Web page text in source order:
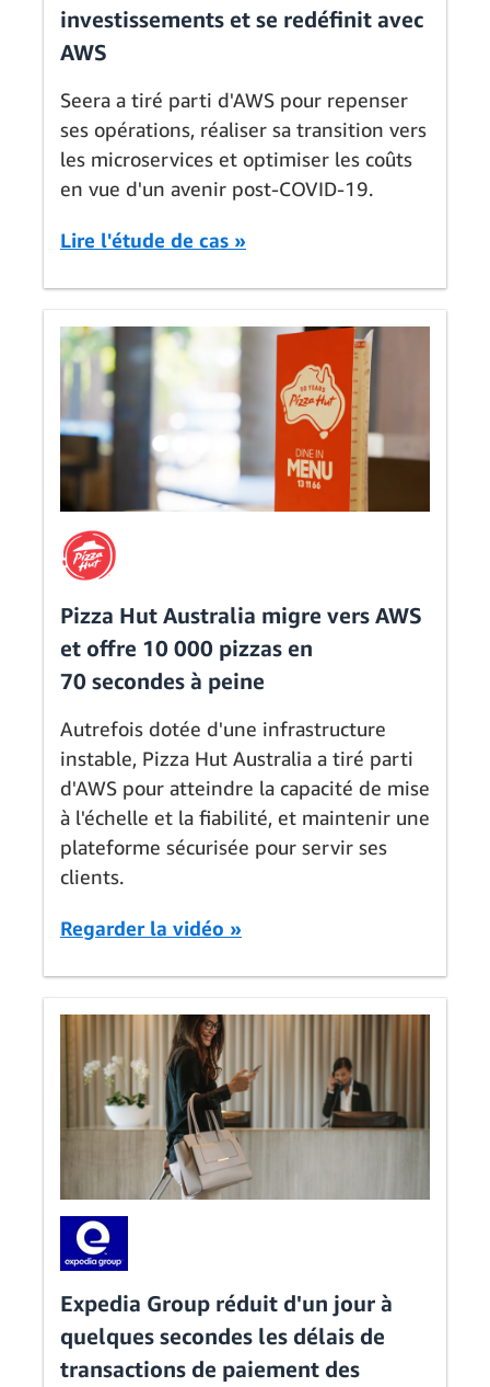
investissements et se redéfinit avec
AWS
Seera a tiré parti d'AWS pour repenser
ses opérations, réaliser sa transition vers
les microservices et optimiser les coûts
en vue d'un avenir post-COVID-19.
Lire l'étude de cas »
Pizza Hut Australia migre vers AWS
et offre 10 000 pizzas en
70 secondes à peine
Autrefois dotée d'une infrastructure
instable, Pizza Hut Australia a tiré parti
d'AWS pour atteindre la capacité de mise
à l'échelle et la fiabilité, et maintenir une
plateforme sécurisée pour servir ses
clients.
Regarder la vidéo »
Expedia Group réduit d'un jour à
quelques secondes les délais de
transactions de paiement des